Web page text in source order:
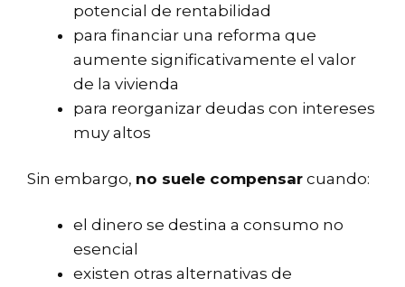
potencial de rentabilidad
para financiar una reforma que
aumente significativamente el valor
de la vivienda
para reorganizar deudas con intereses
muy altos
Sin embargo, no suele compensar cuando:
el dinero se destina a consumo no
esencial
existen otras alternativas de